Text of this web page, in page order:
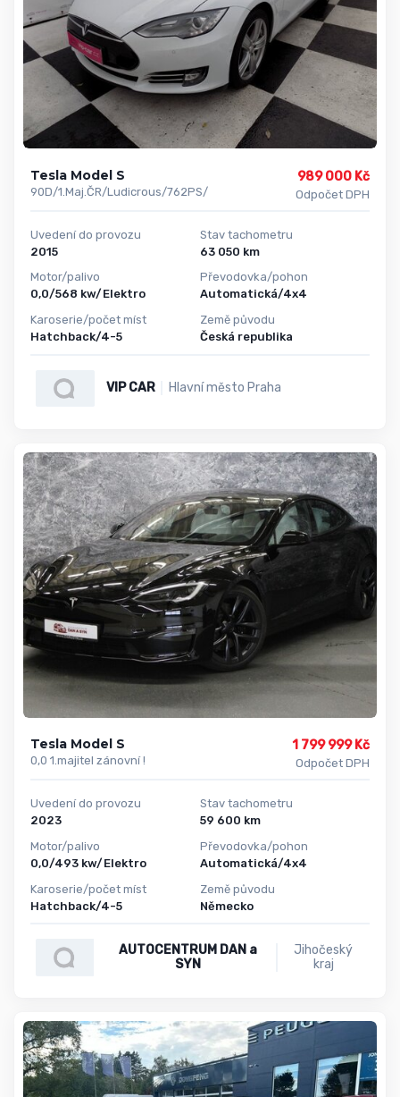
Tesla Model S
90D/1.Maj.ČR/Ludicrous/762PS/
989 000 Kč
Odpočet DPH
Uvedení do provozu
2015
Motor/palivo
0,0/568 kw/Elektro
Karoserie/počet míst
Hatchback/4-5
Stav tachometru
63 050 km
Převodovka/pohon
Automatická/4x4
Země původu
Česká republika
VIP CAR Hlavní město Praha
Tesla Model S
0,0 1.majitel zánovní !
1 799 999 Kč
Odpočet DPH
Uvedení do provozu
2023
Motor/palivo
0,0/493 kw/Elektro
Karoserie/počet míst
Hatchback/4-5
Stav tachometru
59 600 km
Převodovka/pohon
Automatická/4x4
Země původu
Německo
AUTOCENTRUM DAN a
SYN
Jihočeský
kraj